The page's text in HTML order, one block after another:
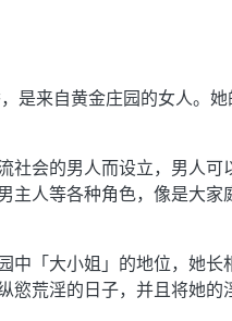
是来自黄金庄园的女人。
社会的男人而设立，男人可
主人等各种角色，像是大
中「大小姐」的地位，她
慾荒淫的日子，并且将她的